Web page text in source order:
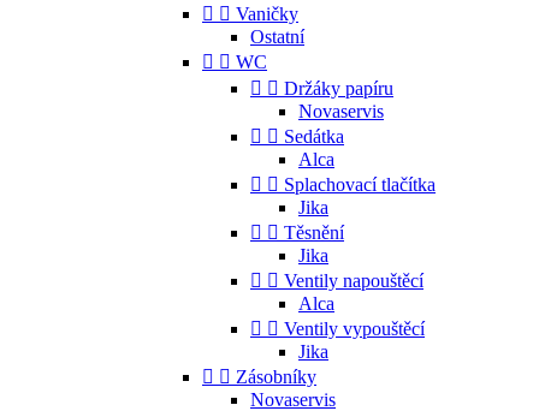
  Vaničky
Ostatní
  WC
  Držáky papíru
Novaservis
  Sedátka
Alca
  Splachovací tlačítka
Jika
  Těsnění
Jika
  Ventily napouštěcí
Alca
  Ventily vypouštěcí
Jika
  Zásobníky
Novaservis